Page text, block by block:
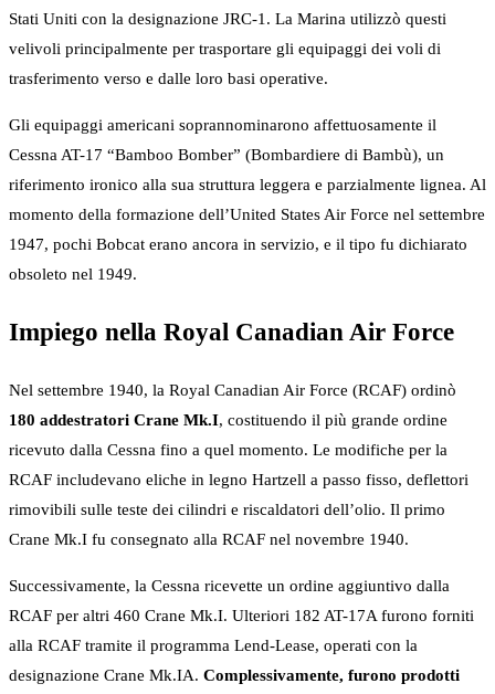
Stati Uniti con la designazione JRC-1. La Marina utilizzò questi
velivoli principalmente per trasportare gli equipaggi dei voli di
trasferimento verso e dalle loro basi operative.
Gli equipaggi americani soprannominarono affettuosamente il
Cessna AT-17 “Bamboo Bomber” (Bombardiere di Bambù), un
riferimento ironico alla sua struttura leggera e parzialmente lignea. Al
momento della formazione dell’United States Air Force nel settembre
1947, pochi Bobcat erano ancora in servizio, e il tipo fu dichiarato
obsoleto nel 1949.
Impiego nella Royal Canadian Air Force
Nel settembre 1940, la Royal Canadian Air Force (RCAF) ordinò
180 addestratori Crane Mk.I, costituendo il più grande ordine
ricevuto dalla Cessna fino a quel momento. Le modifiche per la
RCAF includevano eliche in legno Hartzell a passo fisso, deflettori
rimovibili sulle teste dei cilindri e riscaldatori dell’olio. Il primo
Crane Mk.I fu consegnato alla RCAF nel novembre 1940.
Successivamente, la Cessna ricevette un ordine aggiuntivo dalla
RCAF per altri 460 Crane Mk.I. Ulteriori 182 AT-17A furono forniti
alla RCAF tramite il programma Lend-Lease, operati con la
designazione Crane Mk.IA. Complessivamente, furono prodotti